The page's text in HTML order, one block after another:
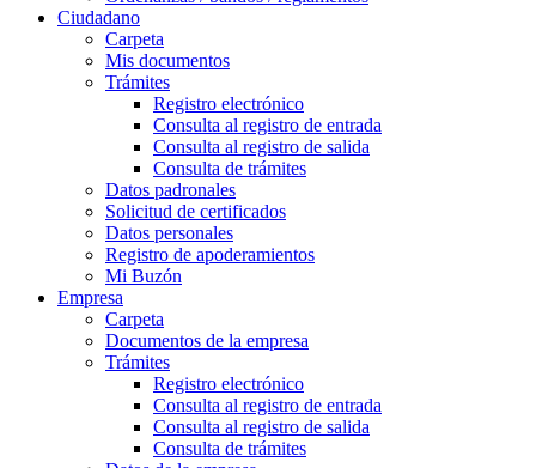
Ciudadano
Carpeta
Mis documentos
Trámites
Registro electrónico
Consulta al registro de entrada
Consulta al registro de salida
Consulta de trámites
Datos padronales
Solicitud de certificados
Datos personales
Registro de apoderamientos
Mi Buzón
Empresa
Carpeta
Documentos de la empresa
Trámites
Registro electrónico
Consulta al registro de entrada
Consulta al registro de salida
Consulta de trámites